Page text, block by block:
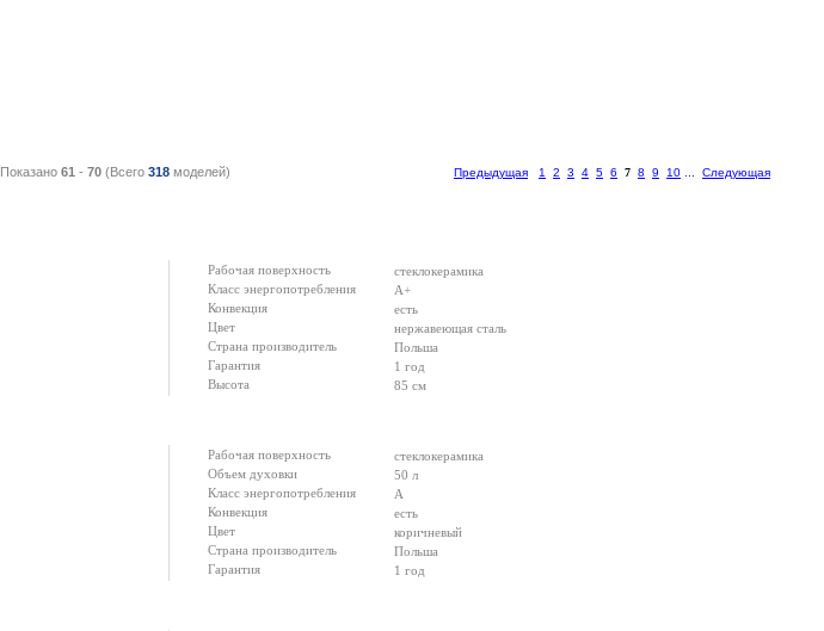
Показано 61 - 70 (Всего 318 моделей) Предыдущая 1 2 3 4 5 6 7 8 9 10 Следующая
Рабочая поверхность
стеклокерамика
Класс энергопотребления
А+
Конвекция
есть
Цвет
нержавеющая сталь
Страна производитель
Польша
Гарантия
1 год
Высота
85 см
Рабочая поверхность
стеклокерамика
Объем духовки
50 л
Класс энергопотребления
A
Конвекция
есть
Цвет
коричневый
Страна производитель
Польша
Гарантия
1 год